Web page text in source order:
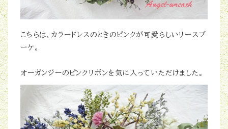
こちらは、カラードレスのときのピンクが可愛らしいリースブ
ーケ。
オーガンジーのピンクリボンを気に入っていただけました。